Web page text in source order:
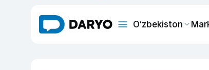
O‘zbekiston